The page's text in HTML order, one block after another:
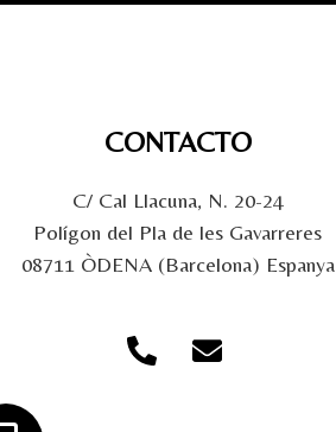
CONTACTO
C/ Cal Llacuna, N. 20-24
Polígon del Pla de les Gavarreres
08711 ÒDENA (Barcelona) Espanya